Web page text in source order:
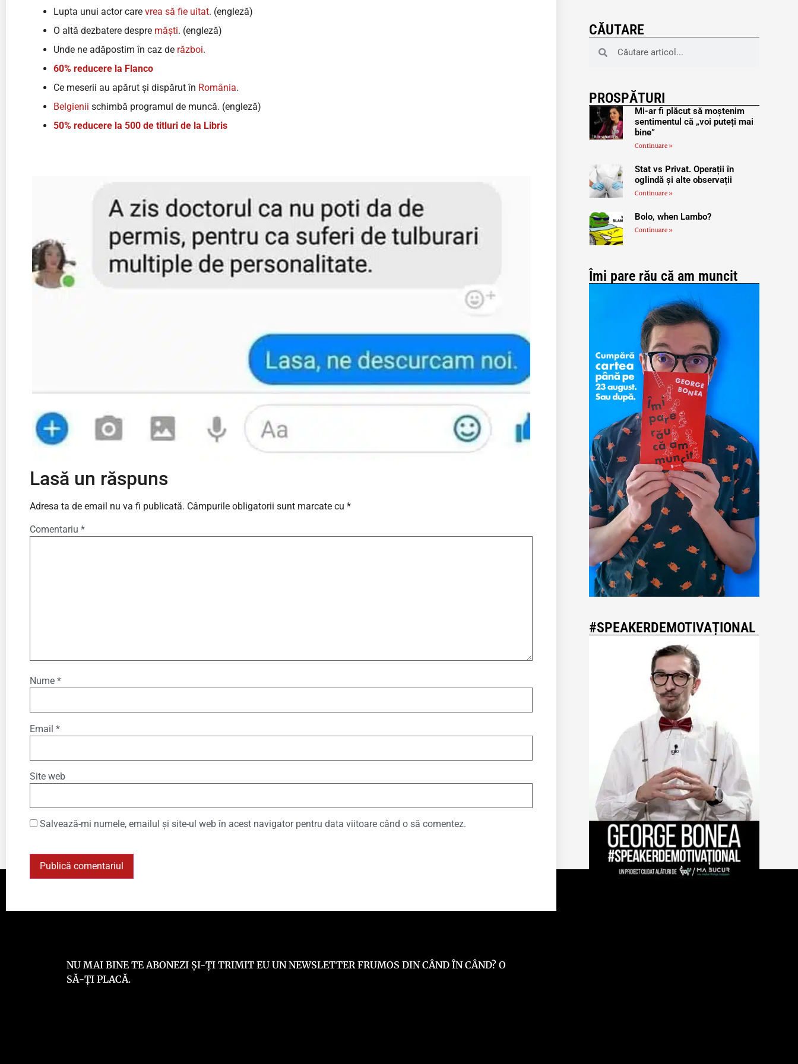
Lupta unui actor care vrea să fie uitat. (engleză)
O altă dezbatere despre măști. (engleză)
Unde ne adăpostim în caz de război.
60% reducere la Flanco
Ce meserii au apărut și dispărut în România.
Belgienii schimbă programul de muncă. (engleză)
50% reducere la 500 de titluri de la Libris
Lasă un răspuns
Adresa ta de email nu va fi publicată. Câmpurile obligatorii sunt marcate cu *
Comentariu *
Nume *
Email *
Site web
Salvează-mi numele, emailul și site-ul web în acest navigator pentru data viitoare când o să comentez.
CĂUTARE
PROSPĂTURI
Mi-ar fi plăcut să moștenim
sentimentul că „voi puteți mai
bine”
Continuare »
Stat vs Privat. Operații în
oglindă și alte observații
Continuare »
Bolo, when Lambo?
Continuare »
Îmi pare rău că am muncit
#SPEAKERDEMOTIVAȚIONAL
NU MAI BINE TE ABONEZI ȘI-ȚI TRIMIT EU UN NEWSLETTER FRUMOS DIN CÂND ÎN CÂND? O
SĂ-ȚI PLACĂ.